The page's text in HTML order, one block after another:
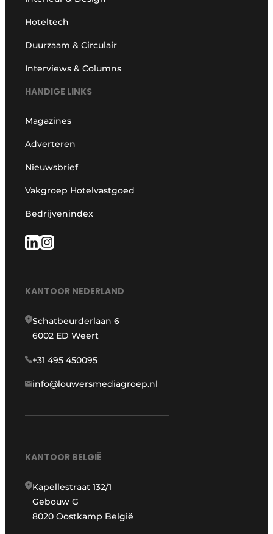
Hoteltech
Duurzaam & Circulair
Interviews & Columns
HANDIGE LINKS
Magazines
Adverteren
Nieuwsbrief
Vakgroep Hotelvastgoed
Bedrijvenindex
KANTOOR NEDERLAND
Schatbeurderlaan 6
6002 ED Weert
+31 495 450095
info@louwersmediagroep.nl
KANTOOR BELGIË
Kapellestraat 132/1
Gebouw G
8020 Oostkamp België